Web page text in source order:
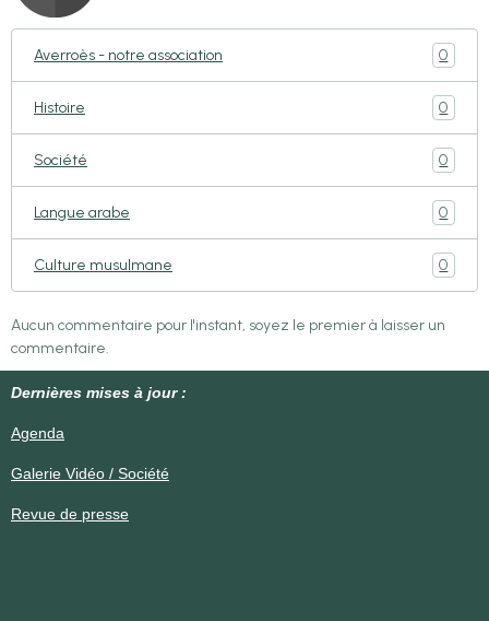
Averroès - notre association 0
Histoire 0
Société 0
Langue arabe 0
Culture musulmane 0
Aucun commentaire pour l'instant, soyez le premier à laisser un
commentaire.
Dernières mises à jour :
Agenda
Galerie Vidéo / Société
Revue de presse